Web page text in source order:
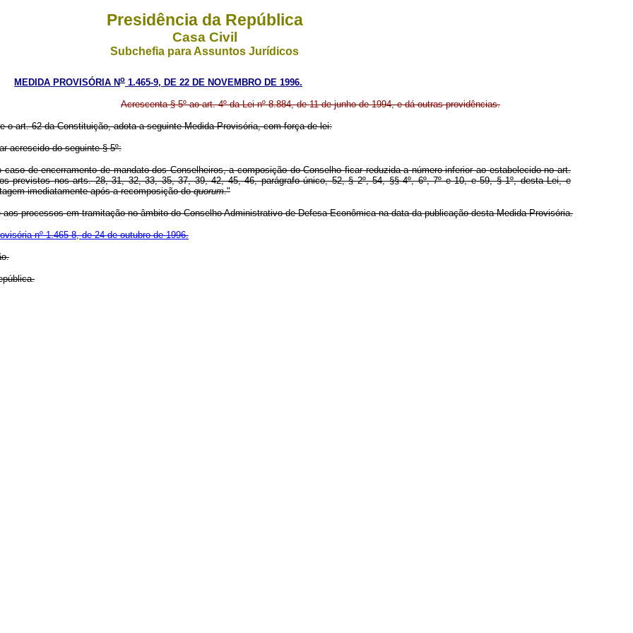
Presidência da República
Casa Civil
Subchefia para Assuntos Jurídicos
MEDIDA PROVISÓRIA No 1.465-9, DE 22 DE NOVEMBRO DE 1996.
Acrescenta § 5º ao art. 4º da Lei nº 8.884, de 11 de junho de 1994, e dá outras providências.
o art. 62 da Constituição, adota a seguinte Medida Provisória, com força de lei:
acrescido do seguinte § 5º:
de encerramento de mandato dos Conselheiros, a composição do Conselho ficar reduzida a número inferior ao estabelecido no art.
previstos nos arts. 28, 31, 32, 33, 35, 37, 39, 42, 45, 46, parágrafo único, 52, § 2º, 54, §§ 4º, 6º, 7º e 10, e 59, § 1º, desta Lei, e
imediatamente após a recomposição doquorum."
processos em tramitação no âmbito do Conselho Administrativo de Defesa Econômica na data da publicação desta Medida Provisória.
nº 1.465-8, de 24 de outubro de 1996.